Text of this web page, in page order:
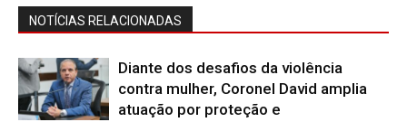
NOTÍCIAS RELACIONADAS
Diante dos desafios da violência
contra mulher, Coronel David amplia
atuação por proteção e